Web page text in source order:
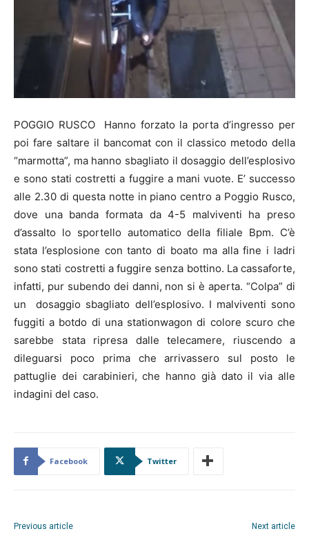
POGGIO RUSCO Hanno forzato la porta d’ingresso per
poi fare saltare il bancomat con il classico metodo della
“marmotta”, ma hanno sbagliato il dosaggio dell’esplosivo
e sono stati costretti a fuggire a mani vuote. E’ successo
alle 2.30 di questa notte in piano centro a Poggio Rusco,
dove una banda formata da 4-5 malviventi ha preso
d’assalto lo sportello automatico della filiale Bpm. C’è
stata l’esplosione con tanto di boato ma alla fine i ladri
sono stati costretti a fuggire senza bottino. La cassaforte,
infatti, pur subendo dei danni, non si è aperta. “Colpa” di
un dosaggio sbagliato dell’esplosivo. I malviventi sono
fuggiti a botdo di una stationwagon di colore scuro che
sarebbe stata ripresa dalle telecamere, riuscendo a
dileguarsi poco prima che arrivassero sul posto le
pattuglie dei carabinieri, che hanno già dato il via alle
indagini del caso.
Facebook Twitter
Previous article Next article